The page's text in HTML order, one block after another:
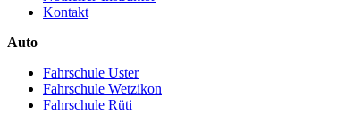
Kontakt
Auto
Fahrschule Uster
Fahrschule Wetzikon
Fahrschule Rüti